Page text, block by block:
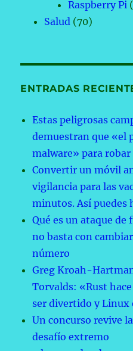
Raspberry Pi
Salud (70)
ENTRADAS
Estas peligrosas
demuestran que «el
malware» para
Convertir un móvil
vigilancia para las
minutos. Así puedes
Qué es un ataque de
no basta con
número
Greg Kroah-
Torvalds: «Rust
ser divertido y Linux
Un concurso revive
desafío extremo